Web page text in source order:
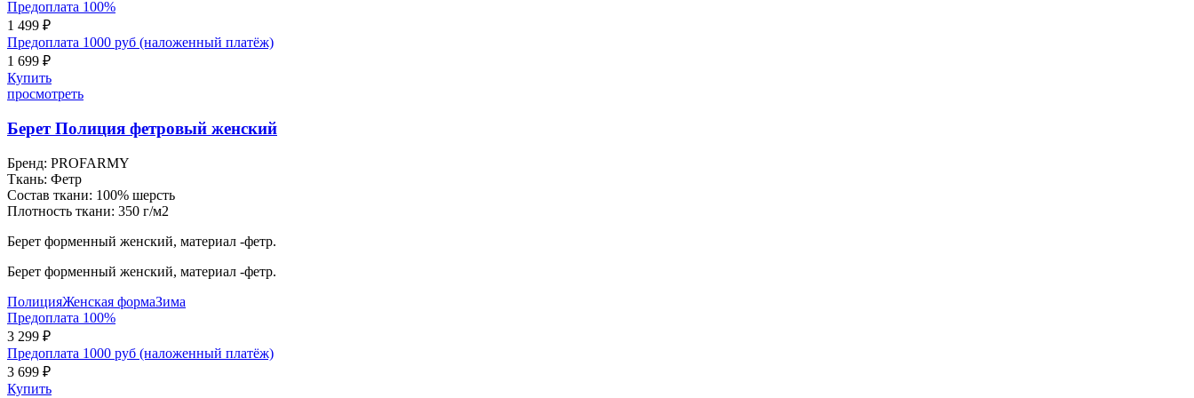
Предоплата 100%
1 499 ₽
Предоплата 1000 руб (наложенный платёж)
1 699 ₽
Купить
просмотреть
Берет Полиция фетровый женский
Бренд: PROFARMY
Ткань: Фетр
Состав ткани: 100% шерсть
Плотность ткани: 350 г/м2
Берет форменный женский, материал -фетр.
Берет форменный женский, материал -фетр.
ПолицияЖенская формаЗима
Предоплата 100%
3 299 ₽
Предоплата 1000 руб (наложенный платёж)
3 699 ₽
Купить